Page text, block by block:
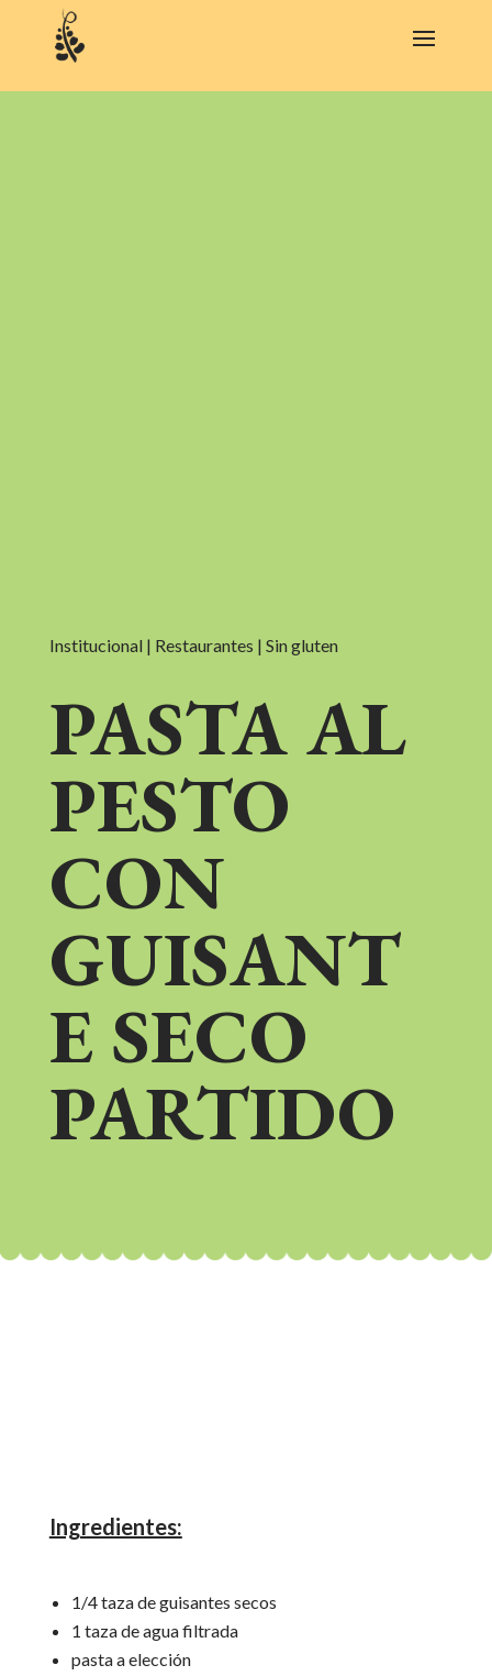
Institucional | Restaurantes | Sin gluten
PASTA AL
PESTO
CON
GUISANT
E SECO
PARTIDO
Ingredientes:
1/4 taza de guisantes secos
1 taza de agua filtrada
pasta a elección